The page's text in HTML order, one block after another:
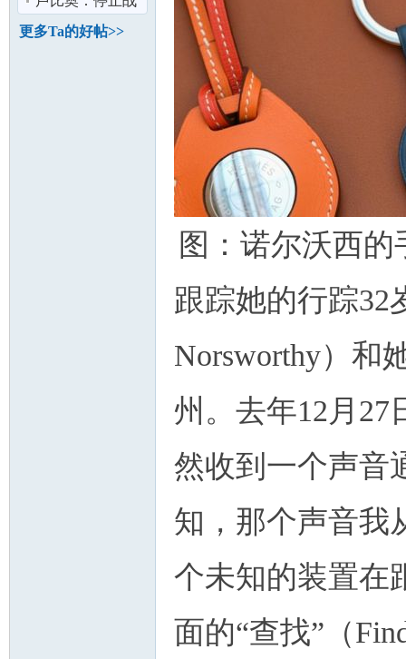
外交结束俄
争需俄乌双方都
做出让步
更多Ta的好帖>>
图：诺尔沃西
跟踪她的行踪32
Norsworthy）和
州。去年12月
然收到一个声音
知，那个声音我
个未知的装置在
面的“查找”（